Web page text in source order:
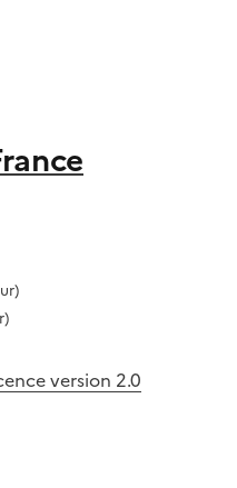
version 2.0